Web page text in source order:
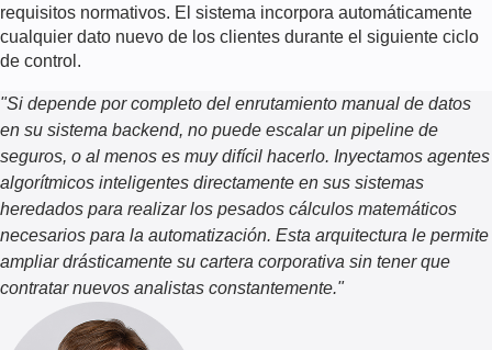
requisitos normativos. El sistema incorpora automáticamente
cualquier dato nuevo de los clientes durante el siguiente ciclo
de control.
"Si depende por completo del enrutamiento manual de datos
en su sistema backend, no puede escalar un pipeline de
seguros, o al menos es muy difícil hacerlo. Inyectamos agentes
algorítmicos inteligentes directamente en sus sistemas
heredados para realizar los pesados cálculos matemáticos
necesarios para la automatización. Esta arquitectura le permite
ampliar drásticamente su cartera corporativa sin tener que
contratar nuevos analistas constantemente."